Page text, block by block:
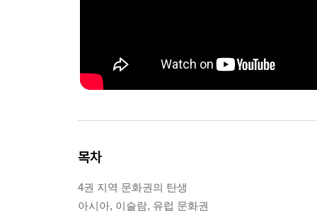
목차
4권 지역 문화권의 탄생
아시아, 이슬람, 유럽 문화권